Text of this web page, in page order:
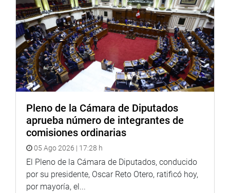
Pensiones y la Superintendencia del Mercado de Valores,
así como las entidades reguladas o supervisadas por
estas superintendencias.
El congresista César Revilla Villanueva (FP), Economía,
Banca, Finanzas e Inteligencia Financiera, dijo que la
iniciativa faculta a la Presidencia del Consejo de
Ministros adecuar la normativa adicional vinculada a la
calendario contados a partir de la entrada en vigor de la
presente ley.
OFICINA DE COMUNICACIONES E IMAGEN
INSTITUCIONAL
Pleno de la Cámara de Diputados
aprueba número de integrantes de
comisiones ordinarias
05 Ago 2026 | 17:28 h
El Pleno de la Cámara de Diputados, conducido
por su presidente, Oscar Reto Otero, ratificó hoy,
por mayoría, el...